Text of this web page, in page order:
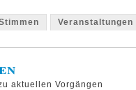
Veranstaltungen
aktuellen Vorgängen